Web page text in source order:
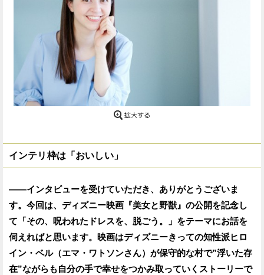
インテリ枠は「おいしい」
——インタビューを受けていただき、ありがとうございま
す。今回は、ディズニー映画『美女と野獣』の公開を記念し
て「その、呪われたドレスを、脱ごう。」をテーマにお話を
伺えればと思います。映画はディズニーきっての知性派ヒロ
イン・ベル（エマ・ワトソンさん）が保守的な村で”浮いた存
在”ながらも自分の手で幸せをつかみ取っていくストーリーで